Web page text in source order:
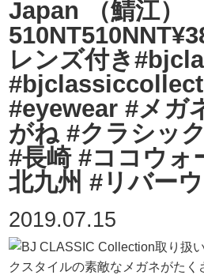
Japan （鯖江）
レンズ付き
#eyewear #メガ
がね #クラシッ
#長崎 #ココウォ
北九州 #リバー
2019.07.15